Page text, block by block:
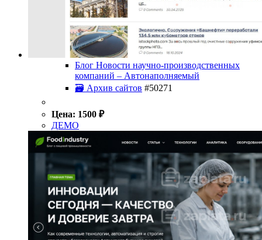
Блог Новости научно-производственных
компаний – Автонаполняемый
🗃 Архив сайтов #50271
Цена: 1500 ₽
ДЕМО